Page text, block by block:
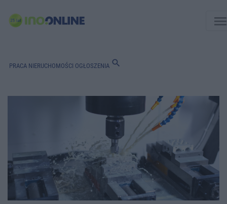
PRACA NIERUCHOMOŚCI OGŁOSZENIA search